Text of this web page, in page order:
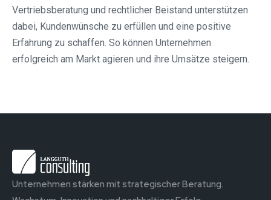
Vertriebsberatung und rechtlicher Beistand unterstützen
dabei, Kundenwünsche zu erfüllen und eine positive
Erfahrung zu schaffen. So können Unternehmen
erfolgreich am Markt agieren und ihre Umsätze steigern.
Unternehmen stärken mit strategischer Beratung.